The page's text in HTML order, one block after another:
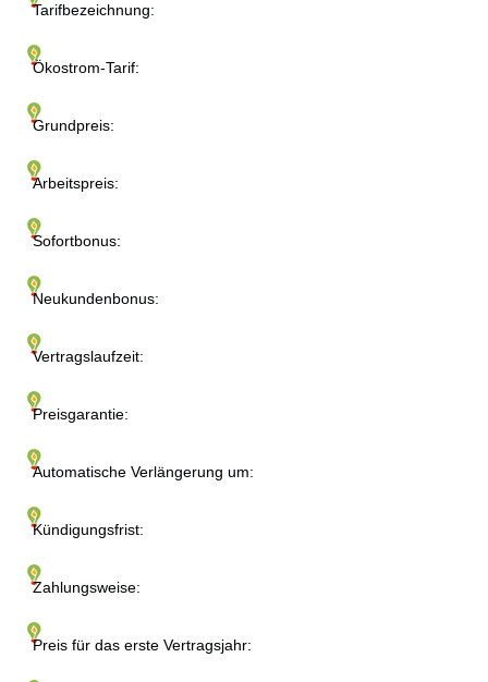
Tarifbezeichnung:
Ökostrom-Tarif:
Grundpreis:
Arbeitspreis:
Sofortbonus:
Neukundenbonus:
Vertragslaufzeit:
Preisgarantie:
Automatische Verlängerung um:
Kündigungsfrist:
Zahlungsweise:
Preis für das erste Vertragsjahr: